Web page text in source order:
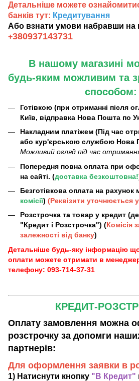
Детальніше можете
банків тут: Кредитування
Або взнати умови набравши на
+380937143731
В нашому магазині
будь-яким можливим та
способом:
Готівкою (при отриманні після
Київ, відправка Нова Пошта по
Накладним платіжем (Під час
або кур'єрською службою Нова
Можливий огляд під час
Попередня повна оплата при
на сайті. (доставка безкоштовна!
Безготівкова оплата на рахунок
комісії) (Реквізити уточнюється
Розстрочка та товар у кредит
"Кредит і Розстрочка") (Комісія
залежності від банку)
Детальніше будь-яку інформацію
оплати можете отримати в
телефону: 093-714-37-31
КРЕДИТ-
Оплату замовлення можна
розстрочку за допомги
партнерів:
Для оформлення заявки в
1) Натиснути кнопку "В Кредит"